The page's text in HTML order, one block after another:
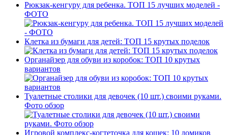
Рюкзак-кенгуру для ребенка. ТОП 15 лучших моделей -
ФОТО
Клетка из бумаги для детей: ТОП 15 крутых поделок
Органайзер для обуви из коробок: ТОП 10 крутых
вариантов
Туалетные столики для девочек (10 шт.) своими руками.
Фото обзор
Игровой комплекс-когтеточка для кошек: 10 домиков